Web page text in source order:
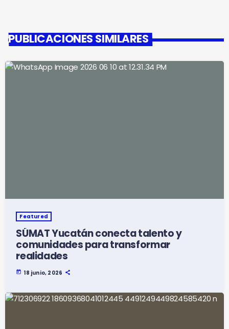
PUBLICACIONES SIMILARES
Featured
SÚMAT Yucatán conecta talento y
comunidades para transformar
realidades
today 18 junio, 2026